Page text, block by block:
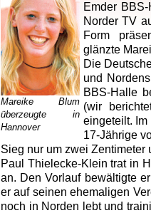
Mareike Blum
überzeugte in
Hannover
Emder
Norder TV
Form
glänzte
Die
und
BBS-Halle
(wir
eingeteilt.
17-Jährige
Sieg nur um zwei Zentimeter
Paul Thielecke-Klein trat in
an. Den Vorlauf bewältigte
er auf seinen ehemaligen
noch in Norden lebt und